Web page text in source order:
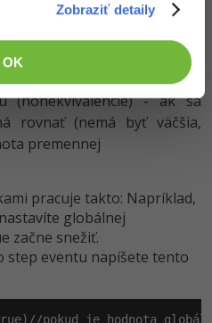
Zobraziť detaily
OK
kontrolovať či je (non)
hodnotou premennej
porovnávať čísla môžete
alebo menšie
(nonekvivalencie) - ak sa
rovnať (nemá byť väčšia,
premennej
pracuje takto: Napríklad,
globálnej
začne snežiť.
step eventu napíšete tento
pokud je hodnota